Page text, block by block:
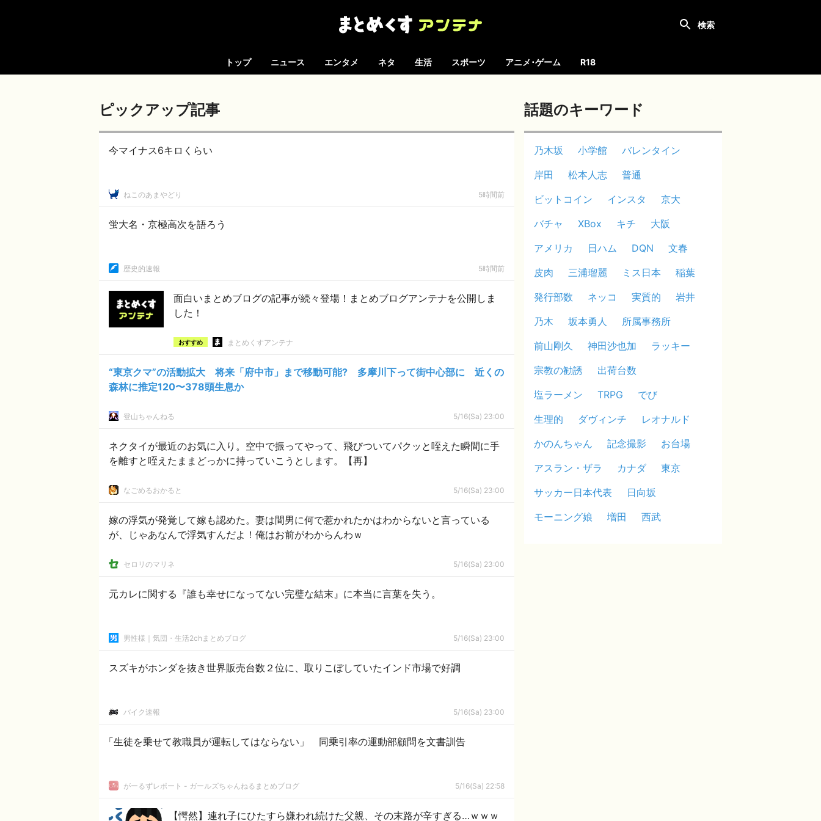
トップ ニュース エンタメ ネタ 生活 スポーツ アニメ･ゲーム R18
ピックアップ記事
今マイナス6キロくらい
ねこのあまやどり 5時間前
蛍大名・京極高次を語ろう
歴史的速報 5時間前
面白いまとめブログの記事が続々登場！まとめブログアンテナを公開しま
した！
おすすめ まとめくすアンテナ
“東京クマ”の活動拡大 将来「府中市」まで移動可能? 多摩川下って街中心部に 近くの
森林に推定120〜378頭生息か
登山ちゃんねる 5/16(Sa) 23:00
ネクタイが最近のお気に入り。空中で振ってやって、飛びついてパクッと咥えた瞬間に手
を離すと咥えたままどっかに持っていこうとします。【再】
なごめるおかると 5/16(Sa) 23:00
嫁の浮気が発覚して嫁も認めた。妻は間男に何で惹かれたかはわからないと言っている
が、じゃあなんで浮気すんだよ！俺はお前がわからんわｗ
セロリのマリネ 5/16(Sa) 23:00
元カレに関する『誰も幸せになってない完璧な結末』に本当に言葉を失う。
男性様｜気団・生活2chまとめブログ 5/16(Sa) 23:00
スズキがホンダを抜き世界販売台数２位に、取りこぼしていたインド市場で好調
バイク速報 5/16(Sa) 23:00
「生徒を乗せて教職員が運転してはならない」 同乗引率の運動部顧問を文書訓告
がーるずレポート - ガールズちゃんねるまとめブログ 5/16(Sa) 22:58
【愕然】連れ子にひたすら嫌われ続けた父親、その末路が辛すぎる…ｗｗｗ
話題のキーワード
乃木坂 小学館
バレンタイン
岸田
松本人志
普通
ビットコイン
インスタ
京大
バチャ
XBox キチ
大阪
アメリカ
日ハム DQN
文春
皮肉
三浦瑠麗 ミス日本
稲葉
発行部数
ネッコ 実質的
岩井
乃木
坂本勇人
所属事務所
前山剛久
神田沙也加
ラッキー
宗教の勧誘
出荷台数
塩ラーメン
TRPG
でび
生理的
ダヴィンチ
レオナルド
かのんちゃん
記念撮影
お台場
アスラン・ザラ
カナダ
東京
サッカー日本代表
日向坂
モーニング娘
増田 西武